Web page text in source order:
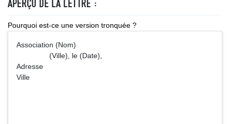
APERÇU DE LA LETTRE :
Pourquoi est-ce une version tronquée ?
Association (Nom)
(Ville), le (Date),
Adresse
Ville